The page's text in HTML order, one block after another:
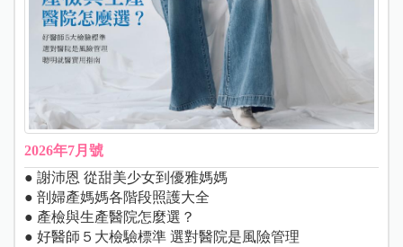
2026年7月號
● 謝沛恩 從甜美少女到優雅媽媽
● 剖婦產媽媽各階段照護大全
● 產檢與生產醫院怎麼選？
● 好醫師５大檢驗標準 選對醫院是風險管理